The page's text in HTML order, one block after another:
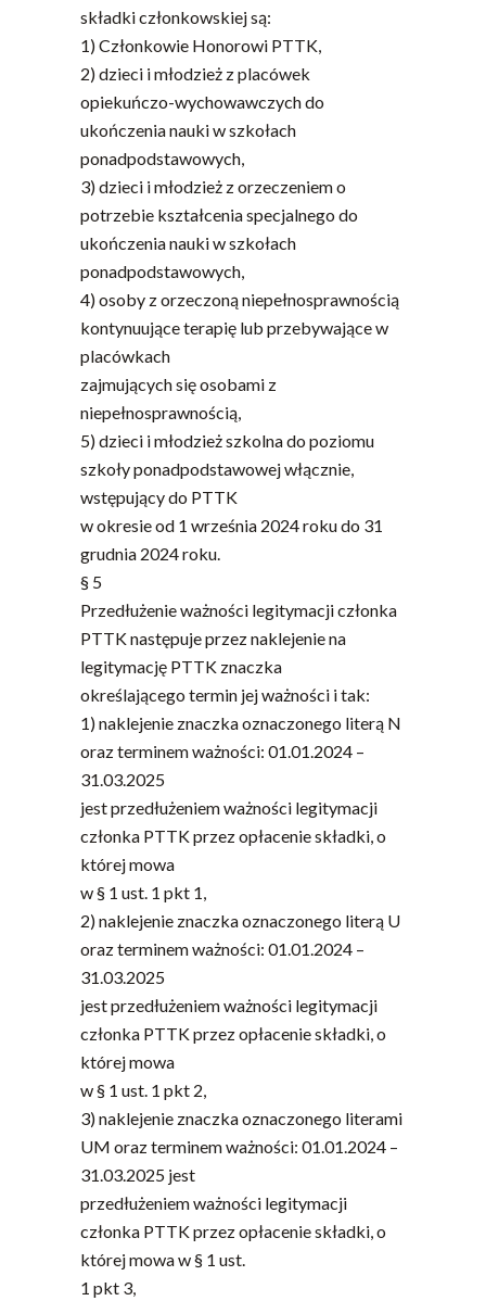
składki członkowskiej są:
1) Członkowie Honorowi PTTK,
2) dzieci i młodzież z placówek
opiekuńczo-wychowawczych do
ukończenia nauki w szkołach
ponadpodstawowych,
3) dzieci i młodzież z orzeczeniem o
potrzebie kształcenia specjalnego do
ukończenia nauki w szkołach
ponadpodstawowych,
4) osoby z orzeczoną niepełnosprawnością
kontynuujące terapię lub przebywające w
placówkach
zajmujących się osobami z
niepełnosprawnością,
5) dzieci i młodzież szkolna do poziomu
szkoły ponadpodstawowej włącznie,
wstępujący do PTTK
w okresie od 1 września 2024 roku do 31
grudnia 2024 roku.
§ 5
Przedłużenie ważności legitymacji członka
PTTK następuje przez naklejenie na
legitymację PTTK znaczka
określającego termin jej ważności i tak:
1) naklejenie znaczka oznaczonego literą N
oraz terminem ważności: 01.01.2024 –
31.03.2025
jest przedłużeniem ważności legitymacji
członka PTTK przez opłacenie składki, o
której mowa
w § 1 ust. 1 pkt 1,
2) naklejenie znaczka oznaczonego literą U
oraz terminem ważności: 01.01.2024 –
31.03.2025
jest przedłużeniem ważności legitymacji
członka PTTK przez opłacenie składki, o
której mowa
w § 1 ust. 1 pkt 2,
3) naklejenie znaczka oznaczonego literami
UM oraz terminem ważności: 01.01.2024 –
31.03.2025 jest
przedłużeniem ważności legitymacji
członka PTTK przez opłacenie składki, o
której mowa w § 1 ust.
1 pkt 3,